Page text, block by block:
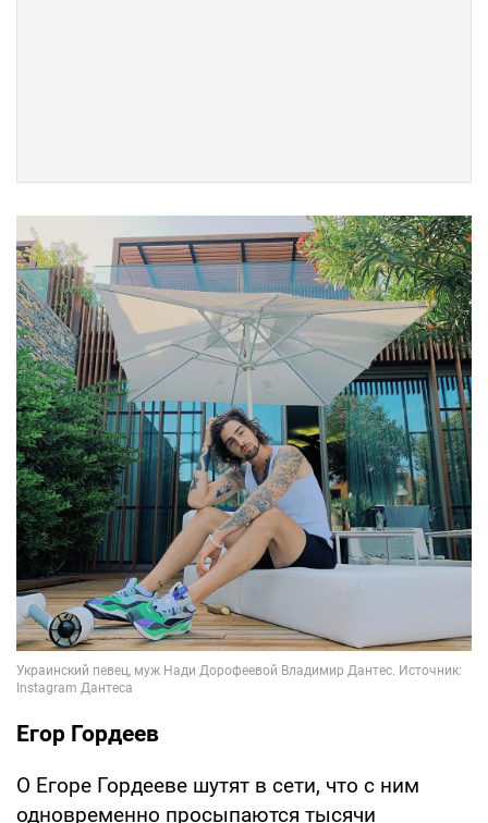
Егор Гордеев
О Егоре Гордееве шутят в сети, что с ним
одновременно просыпаются тысячи